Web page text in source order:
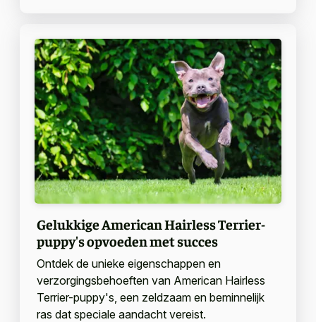
Gelukkige American Hairless Terrier-
puppy's opvoeden met succes
Ontdek de unieke eigenschappen en
verzorgingsbehoeften van American Hairless
Terrier-puppy's, een zeldzaam en beminnelijk
ras dat speciale aandacht vereist.